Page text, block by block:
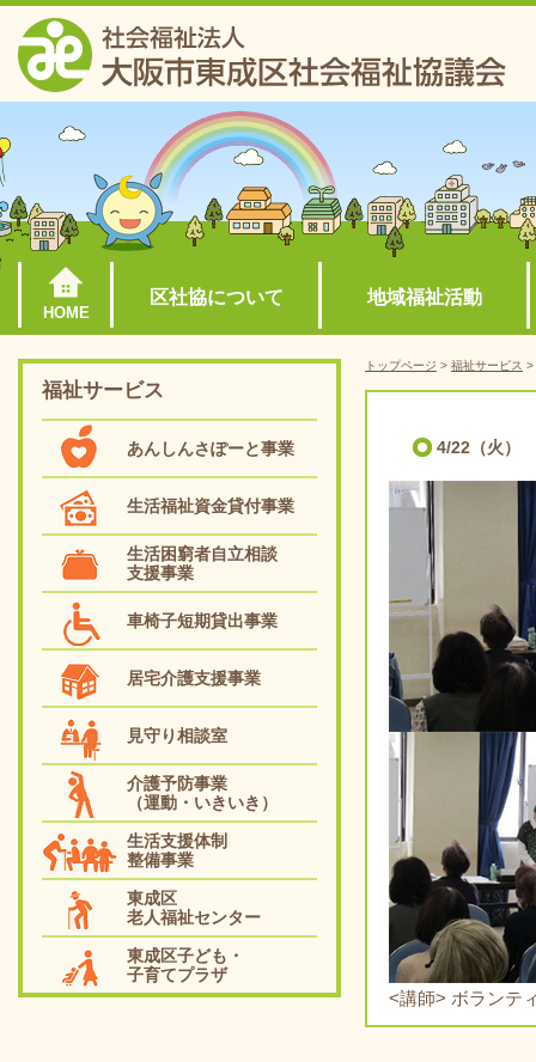
HOME
区社協について 地域福祉活動
福祉サービス
あんしんさぽーと事業
生活福祉資金貸付事業
生活困窮者自立相談
支援事業
車椅子短期貸出事業
居宅介護支援事業
見守り相談室
介護予防事業
（運動・いきいき）
生活支援体制
整備事業
東成区
老人福祉センター
東成区子ども・
子育てプラザ
トップページ > 福祉サービス >
4/22（火）
<講師> ボランテ